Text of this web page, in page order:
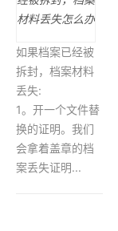
如果档案已经被
拆封，档案材料
丢失:
1。开一个文件替
换的证明。我们
会拿着盖章的档
案丢失证明...